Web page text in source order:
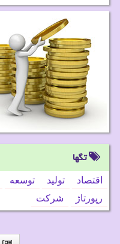
تگها
اقتصاد تولید توسعه
رپورتاژ
شركت